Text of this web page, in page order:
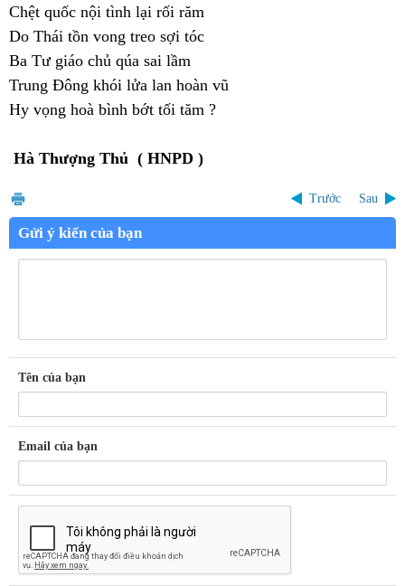
Chệt quốc nội tình lại rối răm
Do Thái tồn vong treo sợi tóc
Ba Tư giáo chủ qúa sai lầm
Trung Đông khói lửa lan hoàn vũ
Hy vọng hoà bình bớt tối tăm ?
Hà Thượng Thủ ( HNPD )
Trước Sau
Gửi ý kiến của bạn
Tên của bạn
Email của bạn